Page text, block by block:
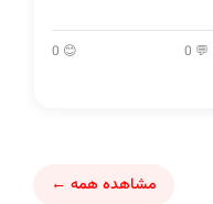
💬 0
😊 0
مشاهده همه ←